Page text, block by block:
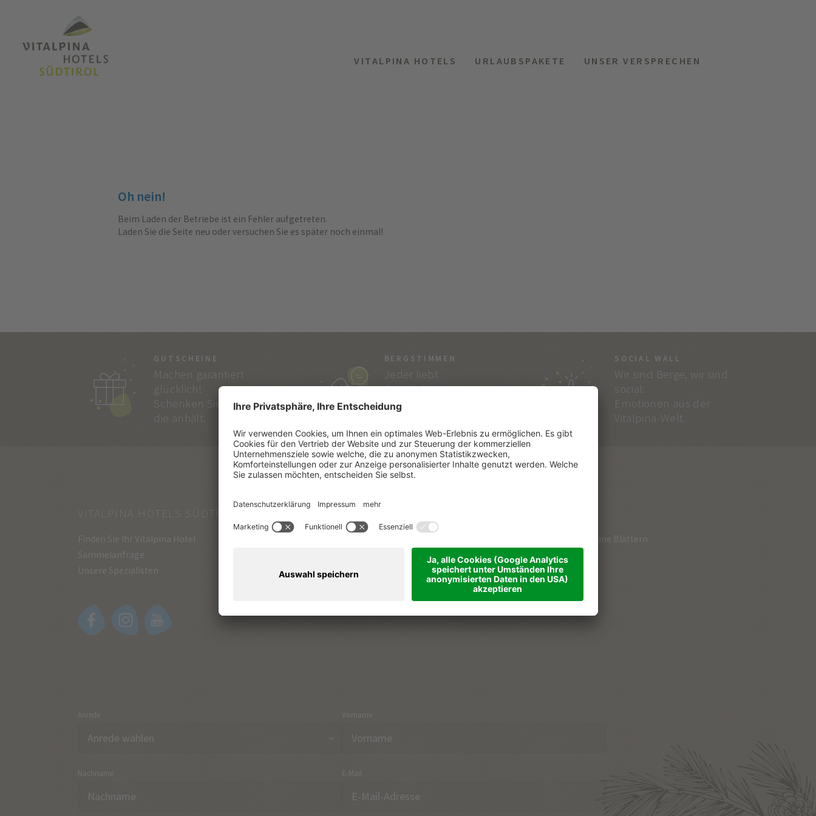
VITALPINA HOTELS URLAUBSPAKETE UNSER VERSPRECHEN
Oh nein!
Beim Laden der Betriebe ist ein Fehler aufgetreten.
Laden Sie die Seite neu oder versuchen Sie es später noch einmal!
GUTSCHEINE
Machen garantiert
glücklich!
Schenken Sie Freude,
die anhält.
BERGSTIMMEN
Jeder liebt
Geschichten…
und die von Vitalpina
SOCIAL WALL
Wir sind Berge, wir sind
social:
Emotionen aus der
Vitalpina-Welt.
VITALPINA HOTELS SÜDTIROL
Finden Sie Ihr Vitalpina Hotel
Sammelanfrage
Unsere Spezialisten
SÜDTIROL
Urlaubsthemen
Kataloge zum Online Blättern
Partner
Anreise
Kontakt
Anrede Vorname
Nachname E-Mail